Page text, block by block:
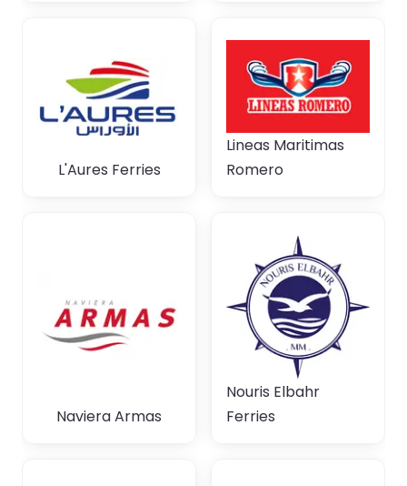
L'Aures Ferries
Lineas Maritimas
Romero
Naviera Armas
Nouris Elbahr
Ferries